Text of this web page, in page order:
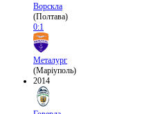
Ворскла
(Полтава)
0:1
Металург
(Маріуполь)
2014